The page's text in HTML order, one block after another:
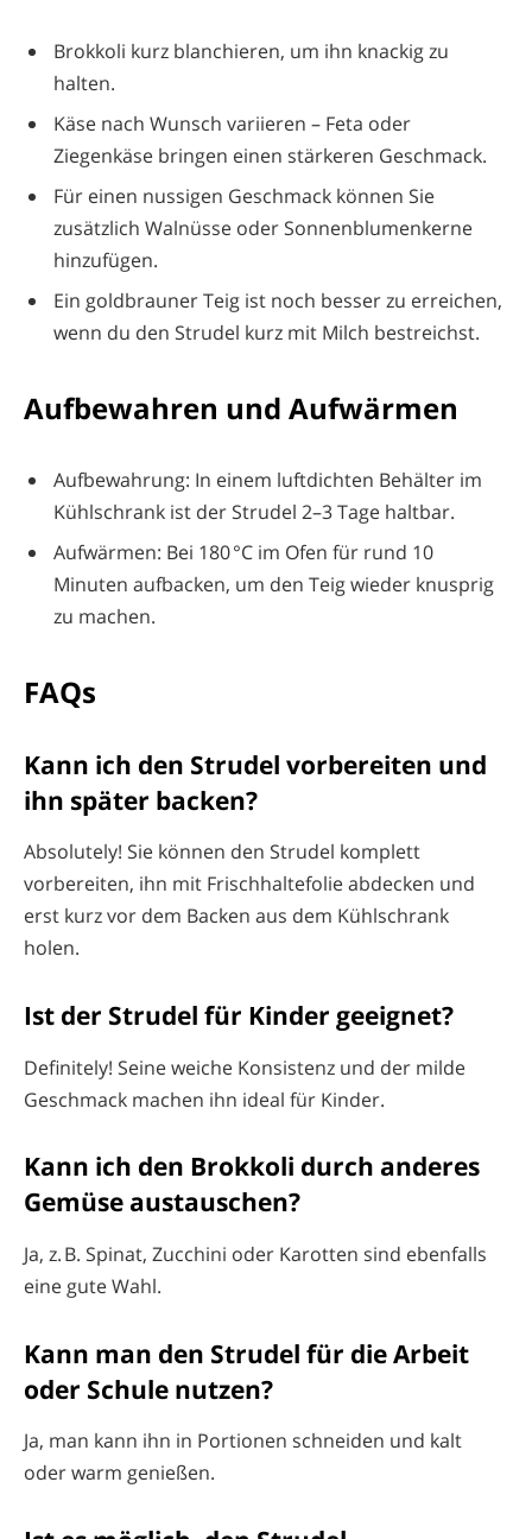
Brokkoli kurz blanchieren, um ihn knackig zu
halten.
Käse nach Wunsch variieren – Feta oder
Ziegenkäse bringen einen stärkeren Geschmack.
Für einen nussigen Geschmack können Sie
zusätzlich Walnüsse oder Sonnenblumenkerne
hinzufügen.
Ein goldbrauner Teig ist noch besser zu erreichen,
wenn du den Strudel kurz mit Milch bestreichst.
Aufbewahren und Aufwärmen
Aufbewahrung: In einem luftdichten Behälter im
Kühlschrank ist der Strudel 2–3 Tage haltbar.
Aufwärmen: Bei 180 °C im Ofen für rund 10
Minuten aufbacken, um den Teig wieder knusprig
zu machen.
FAQs
Kann ich den Strudel vorbereiten und
ihn später backen?
Absolutely! Sie können den Strudel komplett
vorbereiten, ihn mit Frischhaltefolie abdecken und
erst kurz vor dem Backen aus dem Kühlschrank
holen.
Ist der Strudel für Kinder geeignet?
Definitely! Seine weiche Konsistenz und der milde
Geschmack machen ihn ideal für Kinder.
Kann ich den Brokkoli durch anderes
Gemüse austauschen?
Ja, z. B. Spinat, Zucchini oder Karotten sind ebenfalls
eine gute Wahl.
Kann man den Strudel für die Arbeit
oder Schule nutzen?
Ja, man kann ihn in Portionen schneiden und kalt
oder warm genießen.